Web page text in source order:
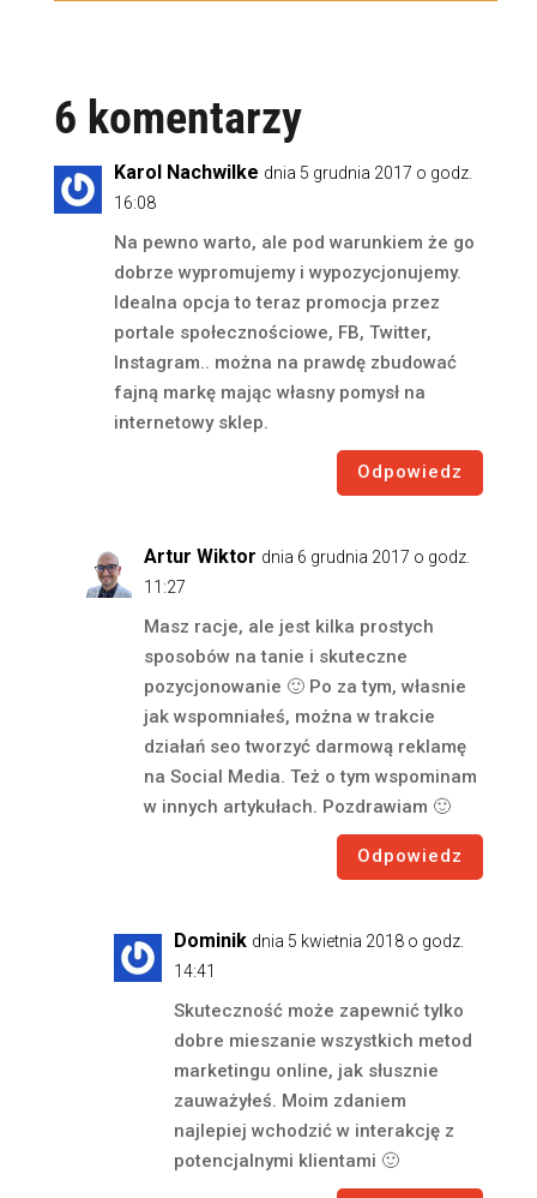
6 komentarzy
Karol Nachwilke dnia 5 grudnia 2017 o godz.
16:08
Na pewno warto, ale pod warunkiem że go
dobrze wypromujemy i wypozycjonujemy.
Idealna opcja to teraz promocja przez
portale społecznościowe, FB, Twitter,
Instagram.. można na prawdę zbudować
fajną markę mając własny pomysł na
internetowy sklep.
Odpowiedz
Artur Wiktor dnia 6 grudnia 2017 o godz.
11:27
Masz racje, ale jest kilka prostych
sposobów na tanie i skuteczne
pozycjonowanie 🙂 Po za tym, własnie
jak wspomniałeś, można w trakcie
działań seo tworzyć darmową reklamę
na Social Media. Też o tym wspominam
w innych artykułach. Pozdrawiam 🙂
Odpowiedz
Dominik dnia 5 kwietnia 2018 o godz.
14:41
Skuteczność może zapewnić tylko
dobre mieszanie wszystkich metod
marketingu online, jak słusznie
zauważyłeś. Moim zdaniem
najlepiej wchodzić w interakcję z
potencjalnymi klientami 🙂